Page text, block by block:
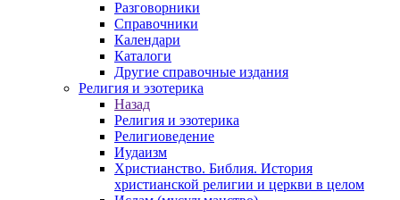
Разговорники
Справочники
Календари
Каталоги
Другие справочные издания
Религия и эзотерика
Назад
Религия и эзотерика
Религиоведение
Иудаизм
Христианство. Библия. История
христианской религии и церкви в целом